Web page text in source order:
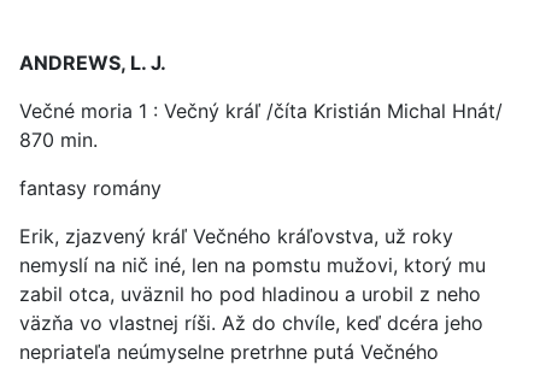
ANDREWS, L. J.
Večné moria 1 : Večný kráľ /číta Kristián Michal Hnát/
870 min.
fantasy romány
Erik, zjazvený kráľ Večného kráľovstva, už roky
nemyslí na nič iné, len na pomstu mužovi, ktorý mu
zabil otca, uväznil ho pod hladinou a urobil z neho
väzňa vo vlastnej ríši. Až do chvíle, keď dcéra jeho
nepriateľa neúmyselne pretrhne putá Večného